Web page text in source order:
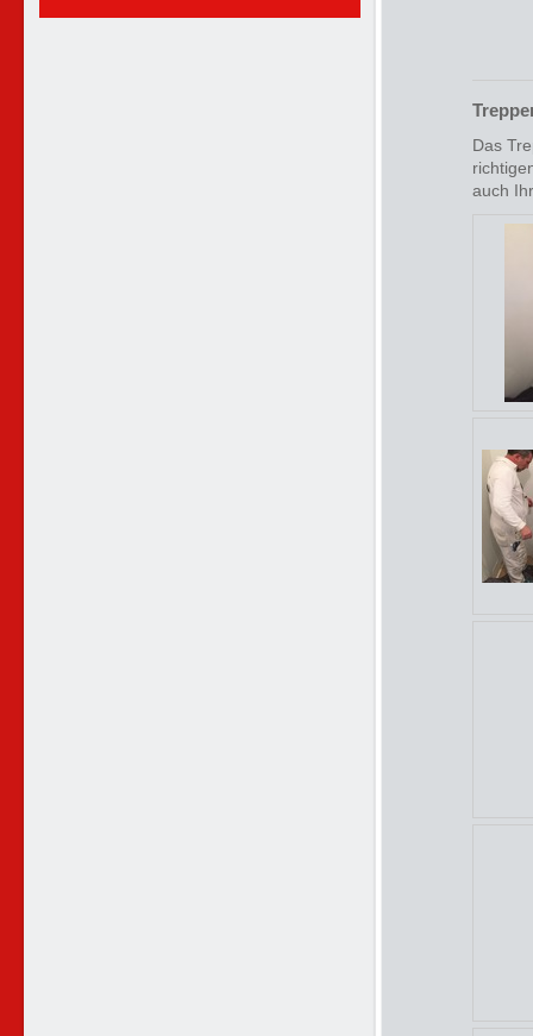
Das
auch